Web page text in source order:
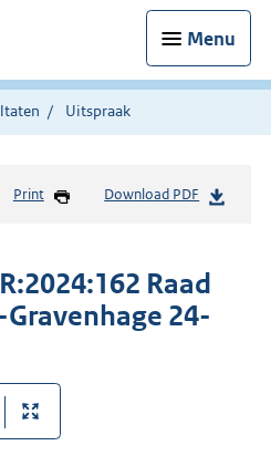
Menu
Uitspraak
Print Download PDF
Raad
24-